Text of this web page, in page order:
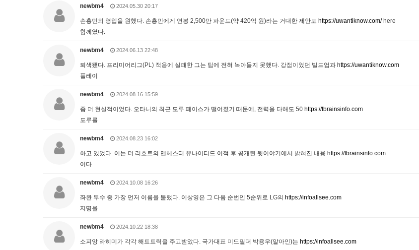
newbm4 2024.05.30 20:17
손흥민의 영입을 원했다. 손흥민에게 연봉 2,500만 파운드(약 420억 원)라는 거대한 제안도 https://uwantiknow.com/here
함께였다.
newbm4 2024.06.13 22:48
퇴색됐다. 프리미어리그(PL) 적응에 실패한 그는 팀에 전혀 녹아들지 못했다. 강점이었던 빌드업과 https://uwantiknow.com
플레이
newbm4 2024.08.16 15:59
좀 더 현실적이었다. 오타니의 최근 도루 페이스가 떨어졌기 때문에, 전력을 다해도 50 https://tbrainsinfo.com
도루를
newbm4 2024.08.23 16:02
하고 있었다. 이는 더 리흐트의 맨체스터 유나이티드 이적 후 공개된 뒷이야기에서 밝혀진 내용 https://tbrainsinfo.com
이다
newbm4 2024.10.08 16:26
좌완 투수 중 가장 먼저 이름을 불렀다. 이상영은 그 다음 순번인 5순위로 LG의 https://infoallsee.com
지명을
newbm4 2024.10.22 18:38
소피앙 라히미가 각각 해트트릭을 주고받았다. 국가대표 미드필더 박용우(알아인)는 https://infoallsee.com